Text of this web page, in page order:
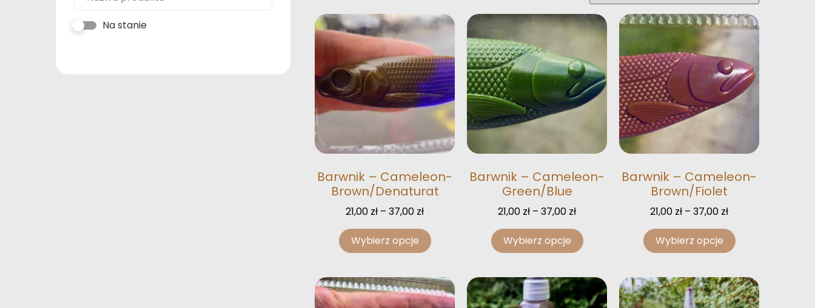
Na stanie
Barwnik – Cameleon-
Brown/Denaturat
21,00 zł – 37,00 zł
Wybierz opcje
Barwnik – Cameleon-
Green/Blue
21,00 zł – 37,00 zł
Wybierz opcje
Barwnik – Cameleon-
Brown/Fiolet
21,00 zł – 37,00 zł
Wybierz opcje